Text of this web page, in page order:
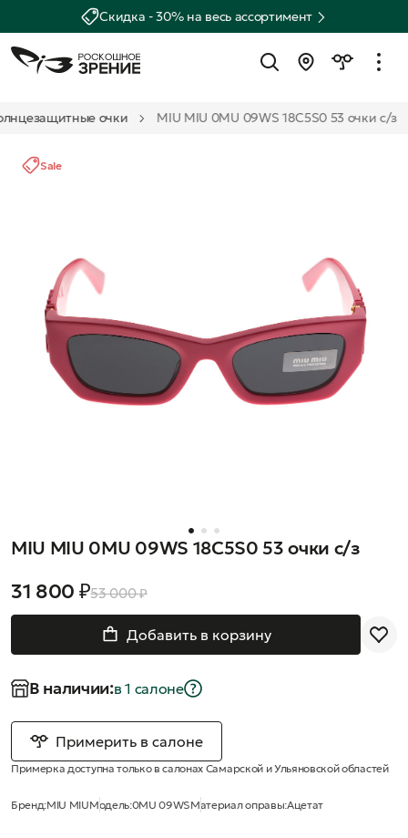
Скидка - 30% на весь ассортимент
очки MIU MIU 0MU 09WS 18C5S0 53 очки с/з
Sale
MIU MIU 0MU 09WS 18C5S0 53 очки с/з
31 800 ₽53 000 ₽
Добавить в корзину
В наличии:в 1 салонe
Примерить в салоне
Примерка доступна только в салонах Самарской и Ульяновской областей
Бренд:MIU MIUМодель:0MU 09WSМатериал оправы:Ацетат